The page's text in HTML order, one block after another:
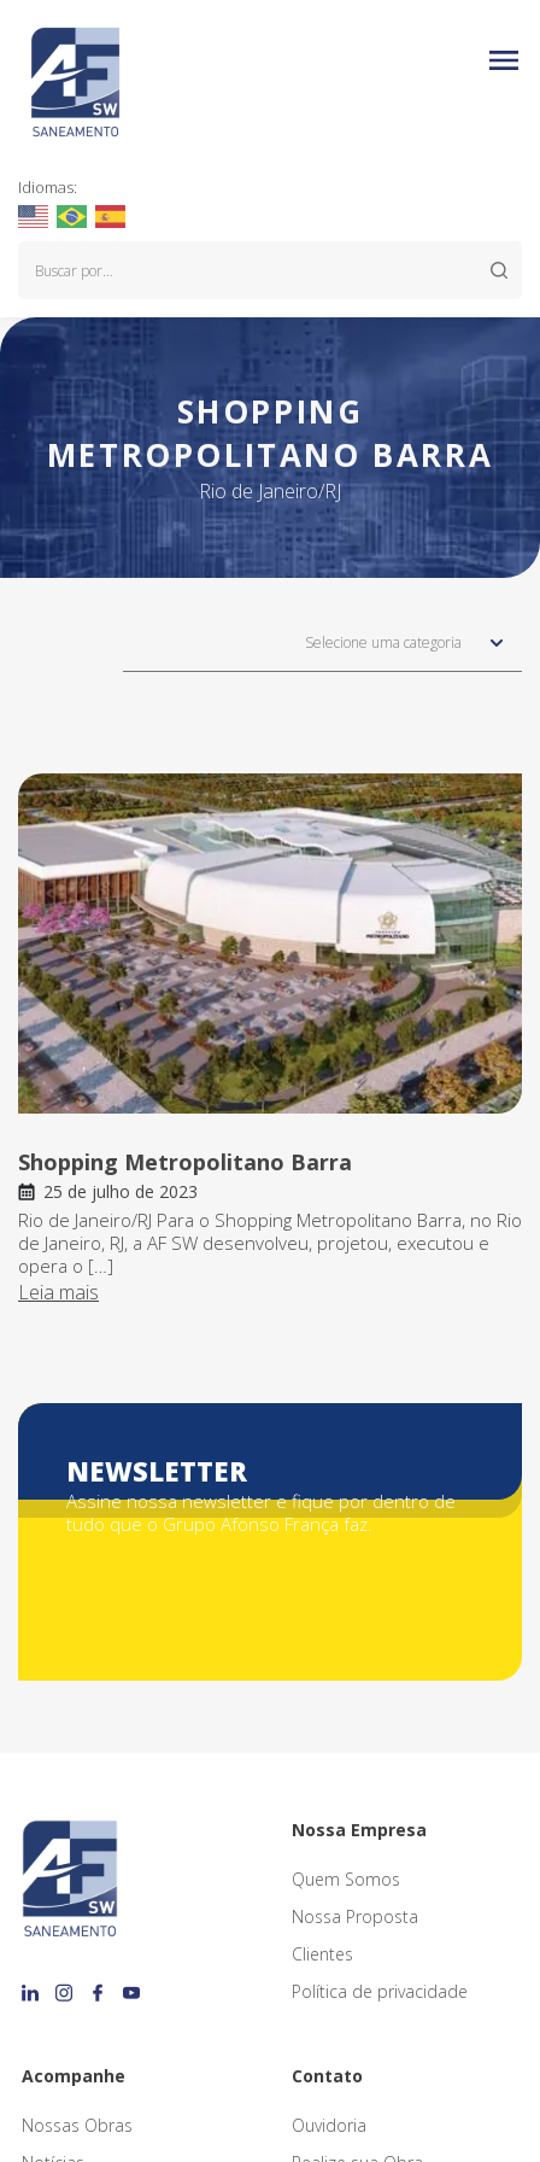
Idiomas:
SHOPPING
METROPOLITANO BARRA
Rio de Janeiro/RJ
Selecione uma categoria
Shopping Metropolitano Barra
25 de julho de 2023
Rio de Janeiro/RJ Para o Shopping Metropolitano Barra, no Rio
de Janeiro, RJ, a AF SW desenvolveu, projetou, executou e
opera o […]
Leia mais
NEWSLETTER
Assine nossa newsletter e fique por dentro de
tudo que o Grupo Afonso França faz.
Nossa Empresa
Quem Somos
Nossa Proposta
Clientes
Política de privacidade
Acompanhe
Nossas Obras
Contato
Ouvidoria